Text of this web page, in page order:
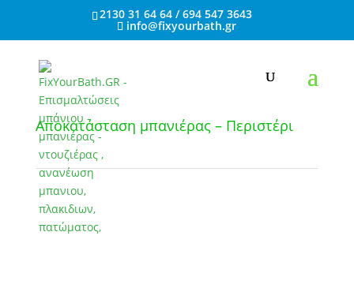
2130 31 64 64 / 694 547 3643
info@fixyourbath.gr
Αποκατάσταση μπανιέρας – Περιστέρι